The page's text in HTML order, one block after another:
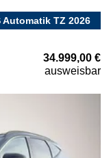
Automatik TZ 2026
34.999,00 €
ausweisbar